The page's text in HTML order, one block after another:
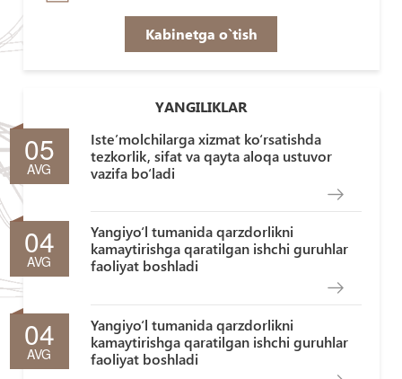
Kabinetga o`tish
YANGILIKLAR
05
AVG
Iste’molchilarga xizmat ko‘rsatishda
tezkorlik, sifat va qayta aloqa ustuvor
vazifa bo‘ladi
04
AVG
Yangiyo‘l tumanida qarzdorlikni
kamaytirishga qaratilgan ishchi guruhlar
faoliyat boshladi
04
AVG
Yangiyo‘l tumanida qarzdorlikni
kamaytirishga qaratilgan ishchi guruhlar
faoliyat boshladi